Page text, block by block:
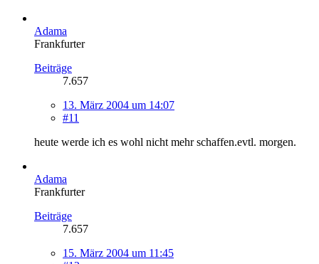
Adama
Frankfurter
Beiträge
7.657
13. März 2004 um 14:07
#11
heute werde ich es wohl nicht mehr schaffen.evtl. morgen.
Adama
Frankfurter
Beiträge
7.657
15. März 2004 um 11:45